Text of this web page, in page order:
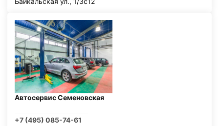
Автосервис Семеновская
+7 (495) 085-74-61